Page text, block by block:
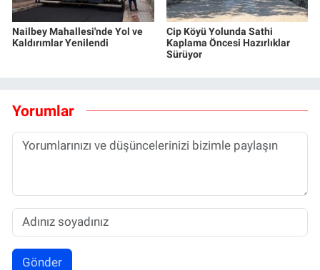
Nailbey Mahallesi'nde Yol ve
Kaldırımlar Yenilendi
Cip Köyü Yolunda Sathi
Kaplama Öncesi Hazırlıklar
Sürüyor
Yorumlar
Gönder